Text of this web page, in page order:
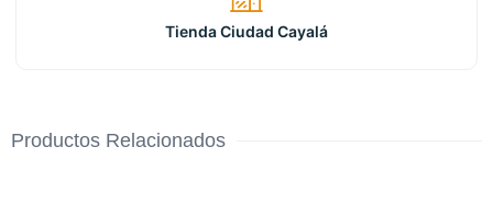
Tienda Ciudad Cayalá
Productos Relacionados